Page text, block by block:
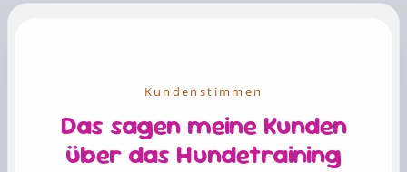
Kundenstimmen
Das sagen meine Kunden
über das Hundetraining